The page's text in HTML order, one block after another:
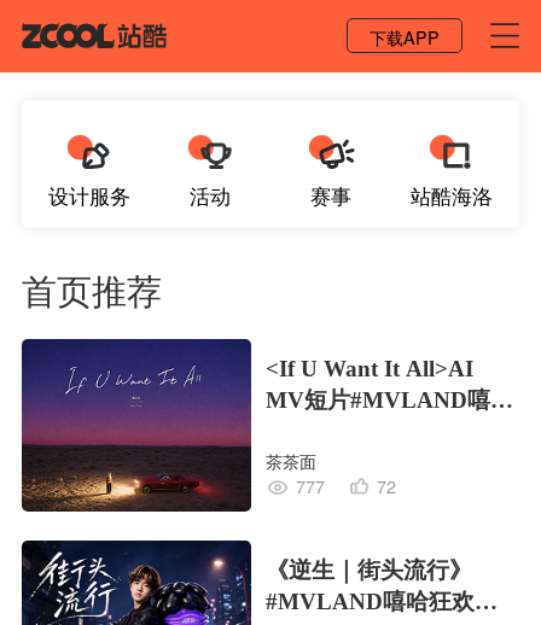
下载APP
设计服务 活动 赛事 站酷海洛
首页推荐
<If U Want It All>AI
MV短片#MVLAND嘻哈
茶茶面
777
72
《逆生｜街头流行》
#MVLAND嘻哈狂欢派